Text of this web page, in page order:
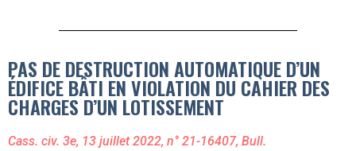
PAS DE DESTRUCTION AUTOMATIQUE D’UN
ÉDIFICE BÂTI EN VIOLATION DU CAHIER DES
CHARGES D’UN LOTISSEMENT
Cass. civ. 3e, 13 juillet 2022, n° 21-16407, Bull.